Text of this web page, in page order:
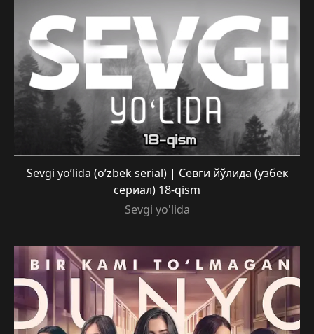
Sevgi yo’lida (o’zbek serial) | Севги йўлида (узбек
сериал) 18-qism
Sevgi yo'lida